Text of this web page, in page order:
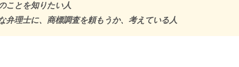
ことを知りたい人
弁理士に、商標調査を頼もうか、考えている人